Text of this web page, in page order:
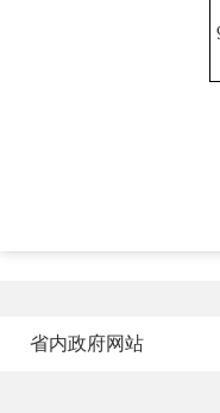
省内政府网站